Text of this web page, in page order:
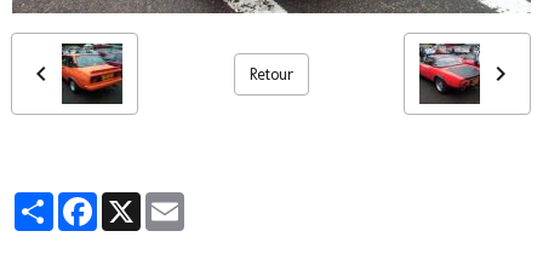
Retour
PartagerFacebook
X